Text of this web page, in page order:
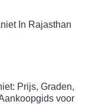
In Rajasthan
Prijs, Graden,
voor